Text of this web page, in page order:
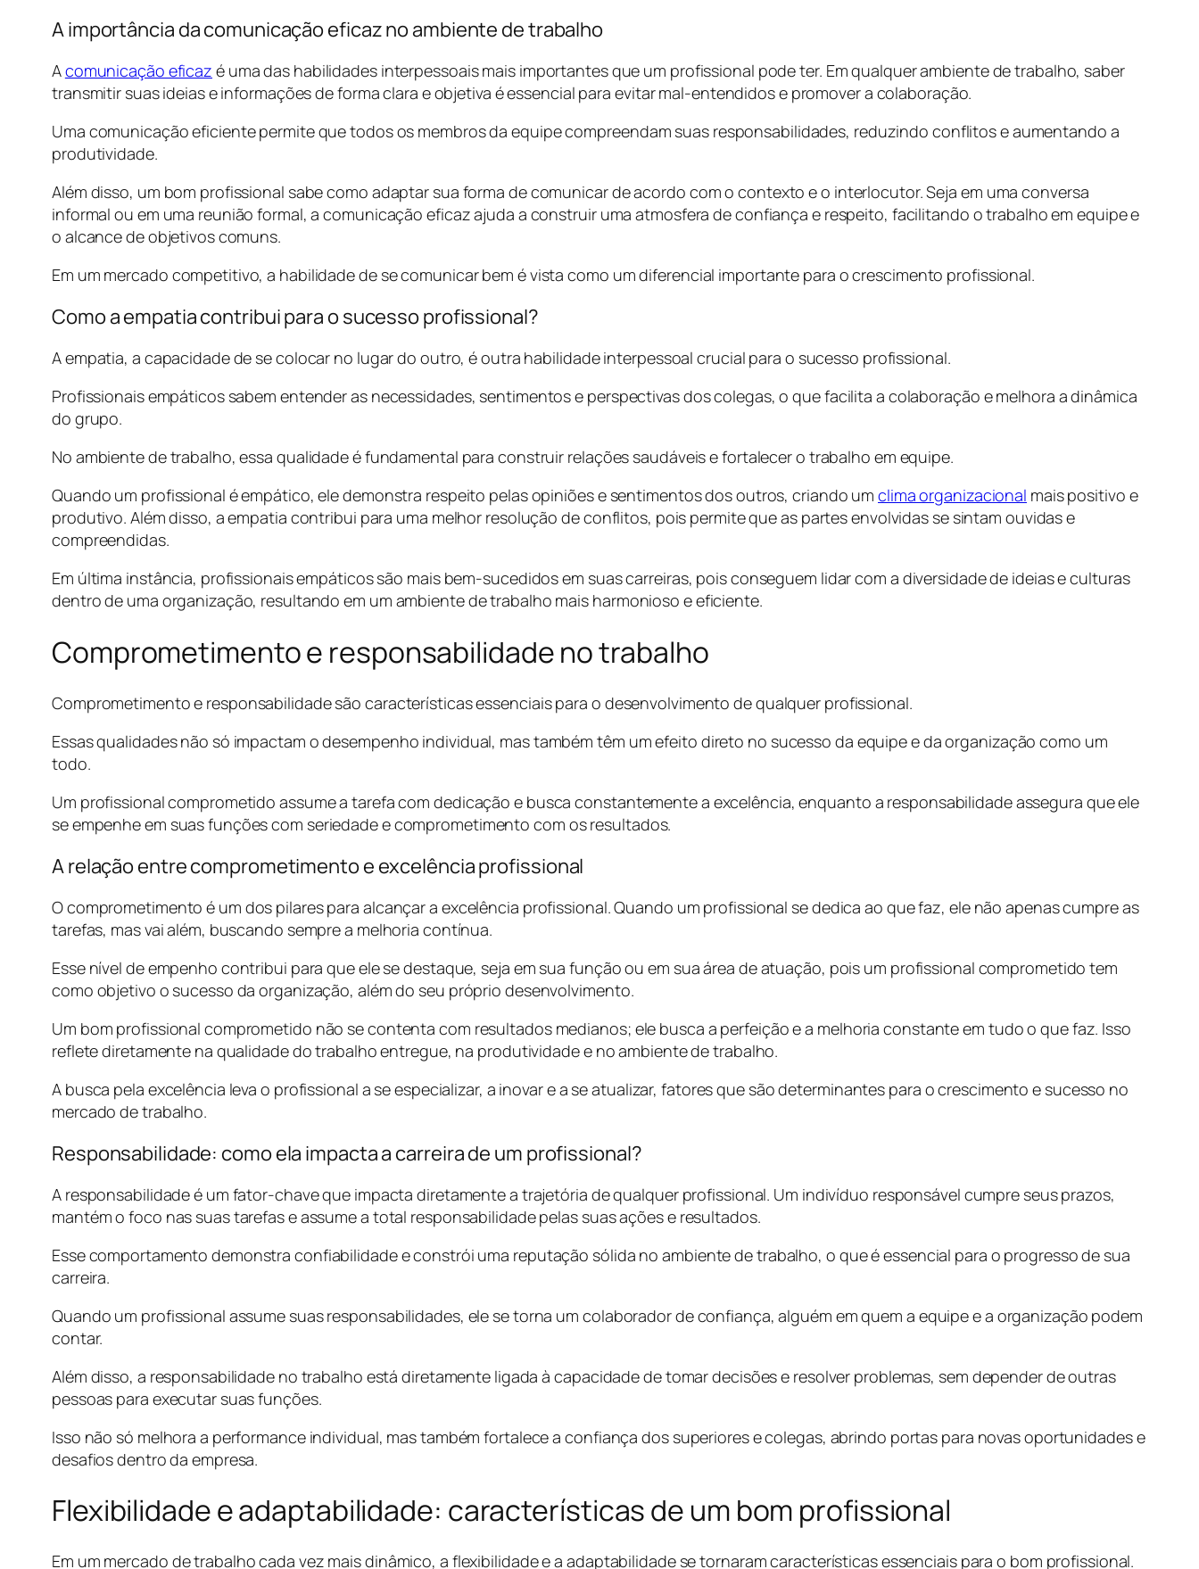
A importância da comunicação eficaz no ambiente de trabalho
Acomunicação eficaz é uma das habilidades interpessoais mais importantes que um profissional pode ter. Em qualquer ambiente de trabalho, saber
transmitir suas ideias e informações de forma clara e objetiva é essencial para evitar mal-entendidos e promover a colaboração.
Uma comunicação eficiente permite que todos os membros da equipe compreendam suas responsabilidades, reduzindo conflitos e aumentando a
produtividade.
Além disso, um bom profissional sabe como adaptar sua forma de comunicar de acordo com o contexto e o interlocutor. Seja em uma conversa
informal ou em uma reunião formal, a comunicação eficaz ajuda a construir uma atmosfera de confiança e respeito, facilitando o trabalho em equipe e
o alcance de objetivos comuns.
Em um mercado competitivo, a habilidade de se comunicar bem é vista como um diferencial importante para o crescimento profissional.
Como a empatia contribui para o sucesso profissional?
A empatia, a capacidade de se colocar no lugar do outro, é outra habilidade interpessoal crucial para o sucesso profissional.
Profissionais empáticos sabem entender as necessidades, sentimentos e perspectivas dos colegas, o que facilita a colaboração e melhora a dinâmica
do grupo.
No ambiente de trabalho, essa qualidade é fundamental para construir relações saudáveis e fortalecer o trabalho em equipe.
Quando um profissional é empático, ele demonstra respeito pelas opiniões e sentimentos dos outros, criando umclima organizacional mais positivo e
produtivo. Além disso, a empatia contribui para uma melhor resolução de conflitos, pois permite que as partes envolvidas se sintam ouvidas e
compreendidas.
Em última instância, profissionais empáticos são mais bem-sucedidos em suas carreiras, pois conseguem lidar com a diversidade de ideias e culturas
dentro de uma organização, resultando em um ambiente de trabalho mais harmonioso e eficiente.
Comprometimento e responsabilidade no trabalho
Comprometimento e responsabilidade são características essenciais para o desenvolvimento de qualquer profissional.
Essas qualidades não só impactam o desempenho individual, mas também têm um efeito direto no sucesso da equipe e da organização como um
todo.
Um profissional comprometido assume a tarefa com dedicação e busca constantemente a excelência, enquanto a responsabilidade assegura que ele
se empenhe em suas funções com seriedade e comprometimento com os resultados.
A relação entre comprometimento e excelência profissional
O comprometimento é um dos pilares para alcançar a excelência profissional. Quando um profissional se dedica ao que faz, ele não apenas cumpre as
tarefas, mas vai além, buscando sempre a melhoria contínua.
Esse nível de empenho contribui para que ele se destaque, seja em sua função ou em sua área de atuação, pois um profissional comprometido tem
como objetivo o sucesso da organização, além do seu próprio desenvolvimento.
Um bom profissional comprometido não se contenta com resultados medianos; ele busca a perfeição e a melhoria constante em tudo o que faz. Isso
reflete diretamente na qualidade do trabalho entregue, na produtividade e no ambiente de trabalho.
A busca pela excelência leva o profissional a se especializar, a inovar e a se atualizar, fatores que são determinantes para o crescimento e sucesso no
mercado de trabalho.
Responsabilidade: como ela impacta a carreira de um profissional?
A responsabilidade é um fator-chave que impacta diretamente a trajetória de qualquer profissional. Um indivíduo responsável cumpre seus prazos,
mantém o foco nas suas tarefas e assume a total responsabilidade pelas suas ações e resultados.
Esse comportamento demonstra confiabilidade e constrói uma reputação sólida no ambiente de trabalho, o que é essencial para o progresso de sua
carreira.
Quando um profissional assume suas responsabilidades, ele se torna um colaborador de confiança, alguém em quem a equipe e a organização podem
contar.
Além disso, a responsabilidade no trabalho está diretamente ligada à capacidade de tomar decisões e resolver problemas, sem depender de outras
pessoas para executar suas funções.
Isso não só melhora a performance individual, mas também fortalece a confiança dos superiores e colegas, abrindo portas para novas oportunidades e
desafios dentro da empresa.
Flexibilidade e adaptabilidade: características de um bom profissional
Em um mercado de trabalho cada vez mais dinâmico, a flexibilidade e a adaptabilidade se tornaram características essenciais para o bom profissional.